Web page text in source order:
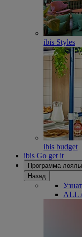
ibis Styles
ibis budget
ibis Go get it
Программа
Назад
ALL